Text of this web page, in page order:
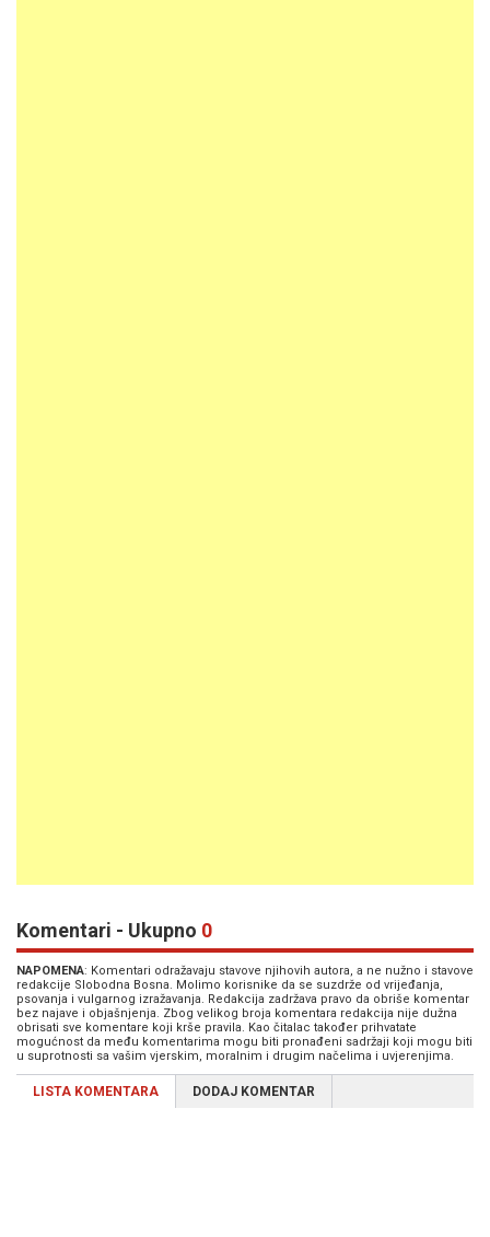
Komentari - Ukupno 0
NAPOMENA: Komentari odražavaju stavove njihovih autora, a ne nužno i stavove
redakcije Slobodna Bosna. Molimo korisnike da se suzdrže od vrijeđanja,
psovanja i vulgarnog izražavanja. Redakcija zadržava pravo da obriše komentar
bez najave i objašnjenja. Zbog velikog broja komentara redakcija nije dužna
obrisati sve komentare koji krše pravila. Kao čitalac također prihvatate
mogućnost da među komentarima mogu biti pronađeni sadržaji koji mogu biti
u suprotnosti sa vašim vjerskim, moralnim i drugim načelima i uvjerenjima.
LISTA KOMENTARA DODAJ KOMENTAR